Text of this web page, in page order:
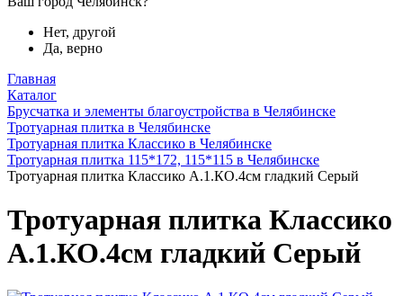
Нет, другой
Да, верно
Главная
Каталог
Брусчатка и элементы благоустройства в Челябинске
Тротуарная плитка в Челябинске
Тротуарная плитка Классико в Челябинске
Тротуарная плитка 115*172, 115*115 в Челябинске
Тротуарная плитка Классико А.1.КО.4см гладкий Серый
Тротуарная плитка Классико
А.1.КО.4см гладкий Серый